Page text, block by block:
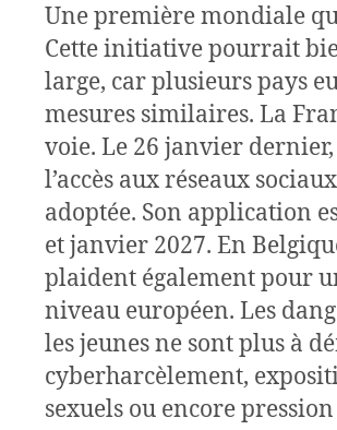
Une première mondiale
Cette initiative pourrait
large, car plusieurs pays
mesures similaires. La
voie. Le 26 janvier
l’accès aux réseaux
adoptée. Son application
et janvier 2027. En
plaident également pour
niveau européen. Les
les jeunes ne sont plus à
cyberharcèlement,
sexuels ou encore